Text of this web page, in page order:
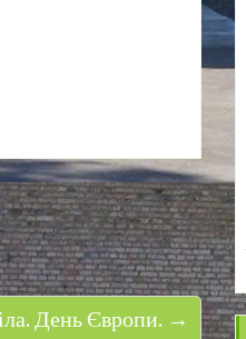
День Європи. →